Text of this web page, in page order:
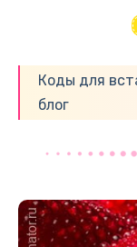
Коды для
блог